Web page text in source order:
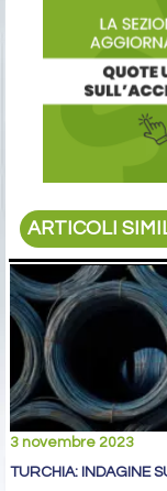
ARTICOLI
3 novembre 2023
TURCHIA: INDAGINE